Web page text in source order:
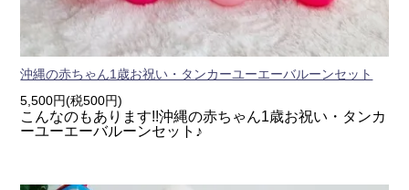
沖縄の赤ちゃん1歳お祝い・タンカーユーエーバルーンセット
5,500円(税500円)
こんなのもあります!!沖縄の赤ちゃん1歳お祝い・タンカ
ーユーエーバルーンセット♪